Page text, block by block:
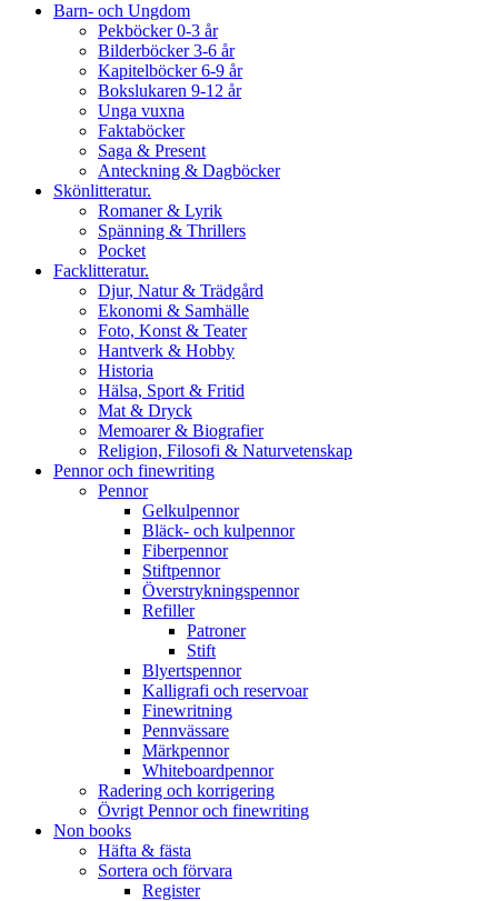
Barn- och Ungdom
Pekböcker 0-3 år
Bilderböcker 3-6 år
Kapitelböcker 6-9 år
Bokslukaren 9-12 år
Unga vuxna
Faktaböcker
Saga & Present
Anteckning & Dagböcker
Skönlitteratur.
Romaner & Lyrik
Spänning & Thrillers
Pocket
Facklitteratur.
Djur, Natur & Trädgård
Ekonomi & Samhälle
Foto, Konst & Teater
Hantverk & Hobby
Historia
Hälsa, Sport & Fritid
Mat & Dryck
Memoarer & Biografier
Religion, Filosofi & Naturvetenskap
Pennor och finewriting
Pennor
Gelkulpennor
Bläck- och kulpennor
Fiberpennor
Stiftpennor
Överstrykningspennor
Refiller
Patroner
Stift
Blyertspennor
Kalligrafi och reservoar
Finewritning
Pennvässare
Märkpennor
Whiteboardpennor
Radering och korrigering
Övrigt Pennor och finewriting
Non books
Häfta & fästa
Sortera och förvara
Register